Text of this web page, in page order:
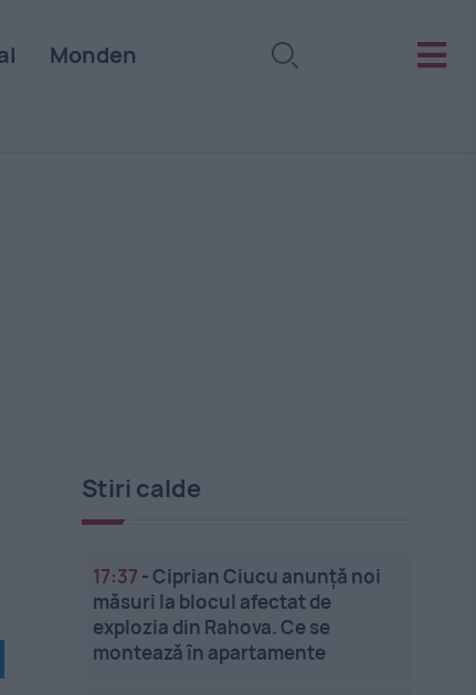
Monden
Stiri calde
17:37 -Ciprian Ciucu anunță noi
măsuri la blocul afectat de
explozia din Rahova. Ce se
montează în apartamente